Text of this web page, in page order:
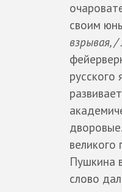
своим
взрывая,
русского
великого
Пушкина
слово